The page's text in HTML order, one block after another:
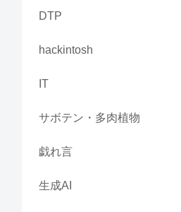
DTP
hackintosh
IT
サボテン・多肉植物
戯れ言
生成AI